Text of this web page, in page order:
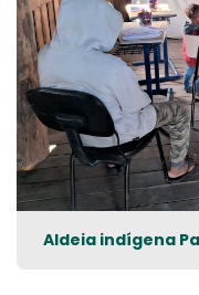
Aldeia indígena